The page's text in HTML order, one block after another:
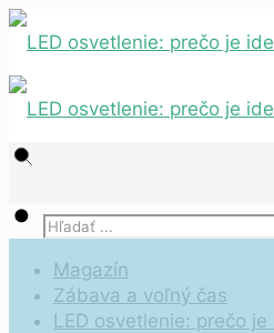
Magazín
Zábava a voľný čas
LED osvetlenie: prečo